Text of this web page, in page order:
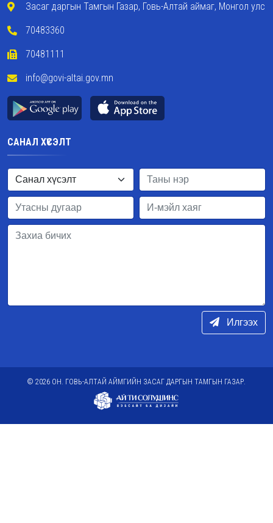
Засаг даргын Тамгын Газар, Говь-Алтай аймаг, Монгол улс
70483360
70481111
info@govi-altai.gov.mn
САНАЛ ХҮСЭЛТ
Илгээх
© 2026 ОН. ГОВЬ-АЛТАЙ АЙМГИЙН ЗАСАГ ДАРГЫН ТАМГЫН ГАЗАР.